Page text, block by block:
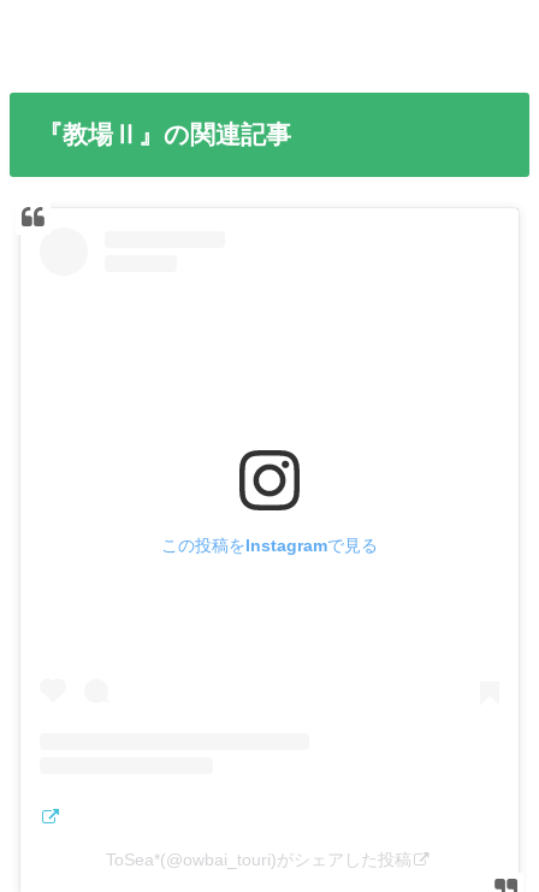
『教場Ⅱ』の関連記事
この投稿をInstagramで見る
ToSea*(@owbai_touri)がシェアした投稿